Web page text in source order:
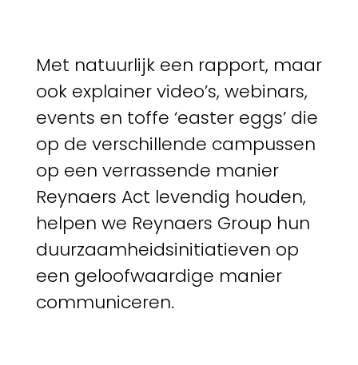
Met natuurlijk een rapport, maar
ook explainer video’s, webinars,
events en toffe ‘easter eggs’ die
op de verschillende campussen
op een verrassende manier
Reynaers Act levendig houden,
helpen we Reynaers Group hun
duurzaamheidsinitiatieven op
een geloofwaardige manier
communiceren.